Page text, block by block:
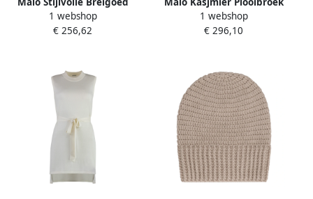
Collectie Beige Dames
1 webshop
€ 256,62
Beige Dames
1 webshop
€ 296,10